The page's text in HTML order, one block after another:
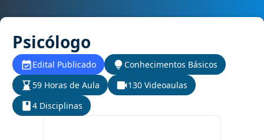
Psicólogo
Edital Publicado
Conhecimentos Básicos
59 Horas de Aula
130 Videoaulas
4 Disciplinas